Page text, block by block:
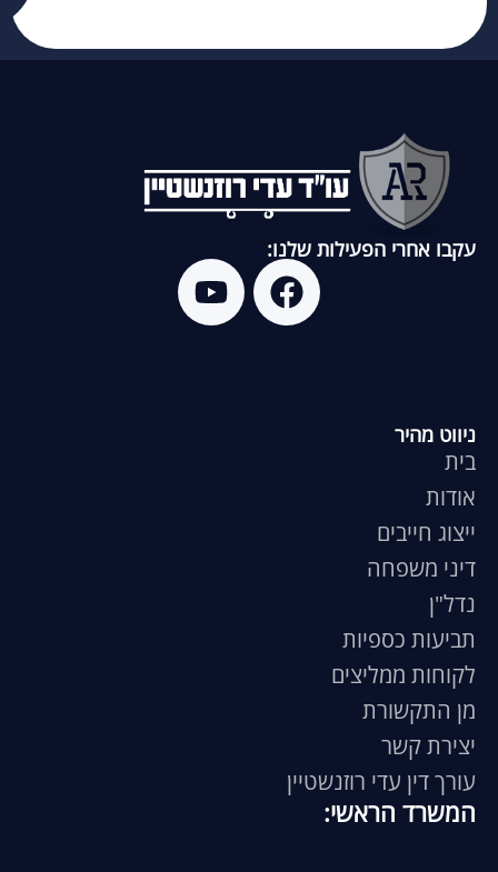
עקבו אחרי הפעילות שלנו:
ניווט מהיר
בית
אודות
ייצוג חייבים
דיני משפחה
נדל"ן
תביעות כספיות
לקוחות ממליצים
מן התקשורת
יצירת קשר
עורך דין עדי רוזנשטיין
המשרד הראשי: